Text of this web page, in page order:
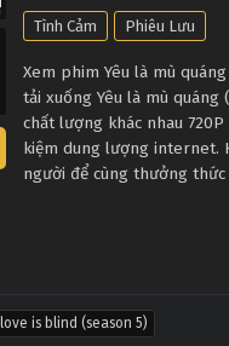
Tình Cảm Phiêu Lưu
Xem phim Yêu là mù
tải xuống Yêu là mù
chất lượng khác nhau
kiệm dung lượng internet.
người để cùng thưởng thức
love is blind (season 5)